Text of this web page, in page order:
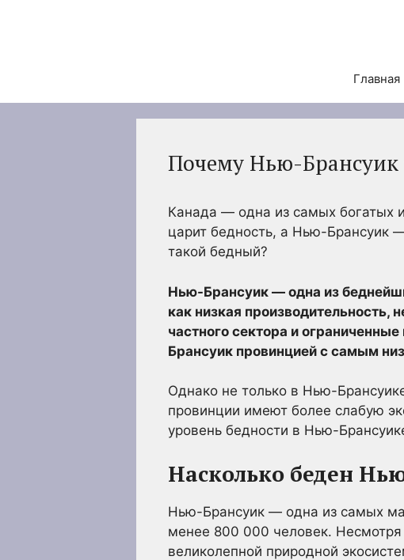
Главная
Почему Нью-Брансуик
Канада — одна из самых богатых
царит бедность, а Нью-Брансуик
такой бедный?
Нью-Брансуик — одна из
как низкая производительность,
частного сектора и
Брансуик провинцией с самым
Однако не только в Нью-
провинции имеют более слабую
уровень бедности в Нью-
Насколько беден
Нью-Брансуик — одна из самых
менее 800 000 человек.
великолепной природной